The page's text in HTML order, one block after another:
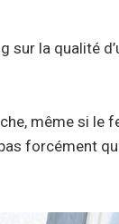
sur la qualité
même si le
forcément